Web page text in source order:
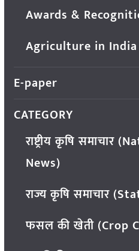
Awards &
Agriculture in India
E-paper
CATEGORY
राष्ट्रीय कृषि
News)
राज्य कृषि समाचार
फसल की खेती (Crop